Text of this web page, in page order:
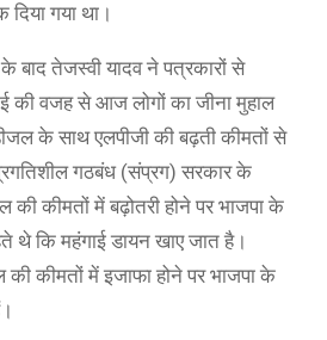
दिया गया था।
तेजस्वी यादव ने पत्रकारों से
की वजह से आज लोगों का जीना मुहाल
के साथ एलपीजी की बढ़ती कीमतों से
गठबंध (संप्रग) सरकार के
की कीमतों में बढ़ोतरी होने पर भाजपा के
थे कि महंगाई डायन खाए जात है।
कीमतों में इजाफा होने पर भाजपा के